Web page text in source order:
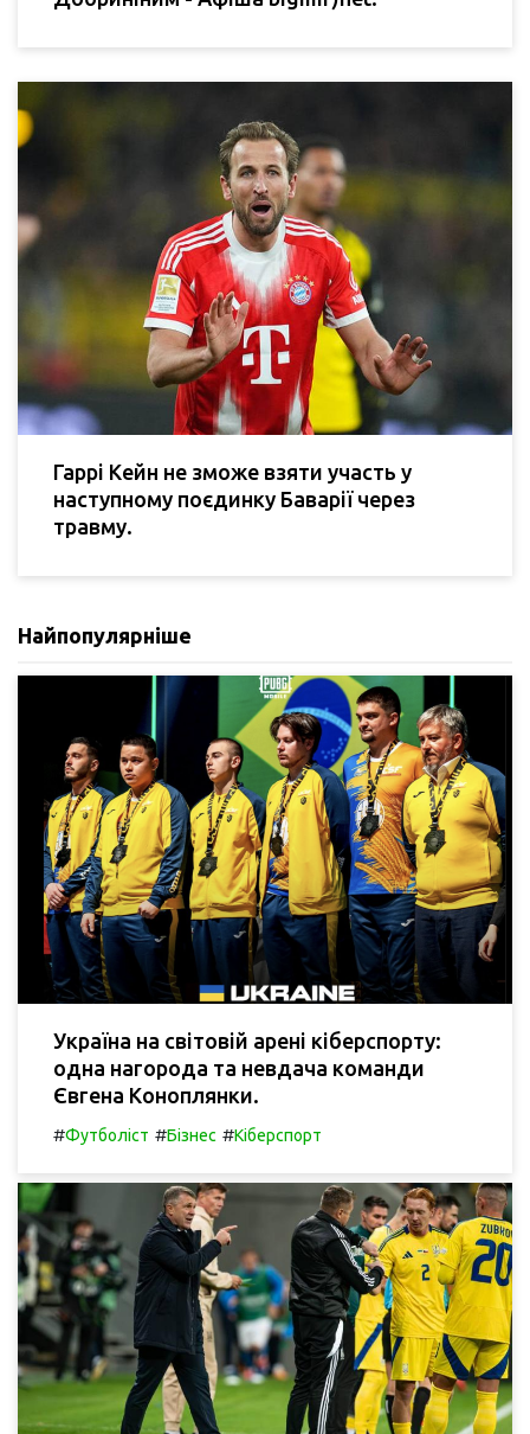
Гаррі Кейн не зможе взяти участь у
наступному поєдинку Баварії через
травму.
Найпопулярніше
Україна на світовій арені кіберспорту:
одна нагорода та невдача команди
Євгена Коноплянки.
#Футболіст #Бізнес #Кіберспорт